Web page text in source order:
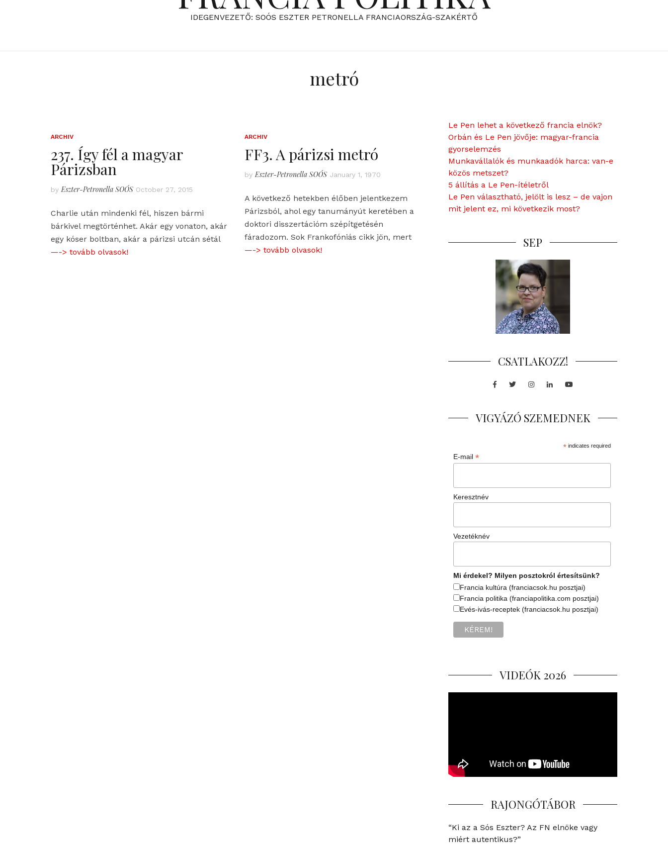
IDEGENVEZETŐ: SOÓS ESZTER PETRONELLA FRANCIAORSZÁG-SZAKÉRTŐ
metró
ARCHIV
237. Így fél a magyar
Párizsban
by Eszter-Petronella SOÓS October 27, 2015
Charlie után mindenki fél, hiszen bármi
bárkivel megtörténhet. Akár egy vonaton, akár
egy kóser boltban, akár a párizsi utcán sétál
—-> tovább olvasok!
ARCHIV
FF3. A párizsi metró
by Eszter-Petronella SOÓS January 1, 1970
A következő hetekben élőben jelentkezem
Párizsból, ahol egy tanumányút keretében a
doktori disszertációm szépítgetésén
fáradozom. Sok Frankofóniás cikk jön, mert
—-> tovább olvasok!
Le Pen lehet a következő francia elnök?
Orbán és Le Pen jövője: magyar-francia
gyorselemzés
Munkavállalók és munkaadók harca: van-e
közös metszet?
5 állítás a Le Pen-ítéletről
Le Pen választható, jelölt is lesz – de vajon
mit jelent ez, mi következik most?
SEP
CSATLAKOZZ!
Facebook
TwitterInstagram
LinkedInYoutube
VIGYÁZÓ SZEMEDNEK
*indicates required
E-mail*
Keresztnév
Vezetéknév
Mi érdekel? Milyen posztokról értesítsünk?
Francia kultúra (franciacsok.hu posztjai)
Francia politika (franciapolitika.com posztjai)
Evés-ivás-receptek (franciacsok.hu posztjai)
VIDEÓK 2026
RAJONGÓTÁBOR
“Ki az a Sós Eszter? Az FN elnöke vagy
miért autentikus?”